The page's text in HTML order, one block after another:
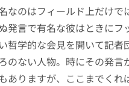
なのはフィールド上だけで
発言で有名な彼はときにフ
哲学的な会見を開いて記者
のない人物。時にその発言
ありますが、ここまでくれ